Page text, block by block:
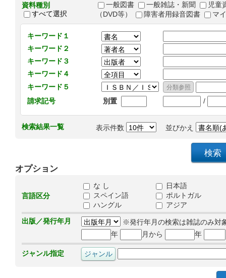
資料種別
すべて選択
一般図書 一般雑誌・新聞
児童
（DVD等）
障害者用録音図書 マ
キーワード１
キーワード２
キーワード３
キーワード４
キーワード５
請求記号
別置 /
検索結果一覧 表示件数 並びかえ
オプション
言語区分
な し
日本語
スペイン語
ポルトガル
ハングル
アジア
出版／発行年月
※発行年月の検索は雑誌のみ対
年
月から 年
ジャンル指定